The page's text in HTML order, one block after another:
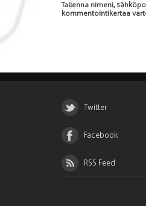
Tallenna nimeni,
kommentointikertaa
Twitter
Facebook
RSS Feed